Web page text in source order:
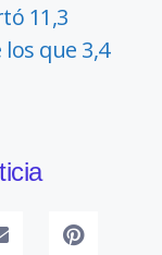
11,3
que 3,4